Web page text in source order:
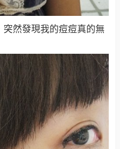
然發現我的痘痘真的無